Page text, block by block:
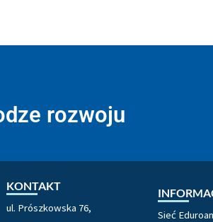
rozwoju
KONTAKT
ul. Prószkowska 76,
Sieć